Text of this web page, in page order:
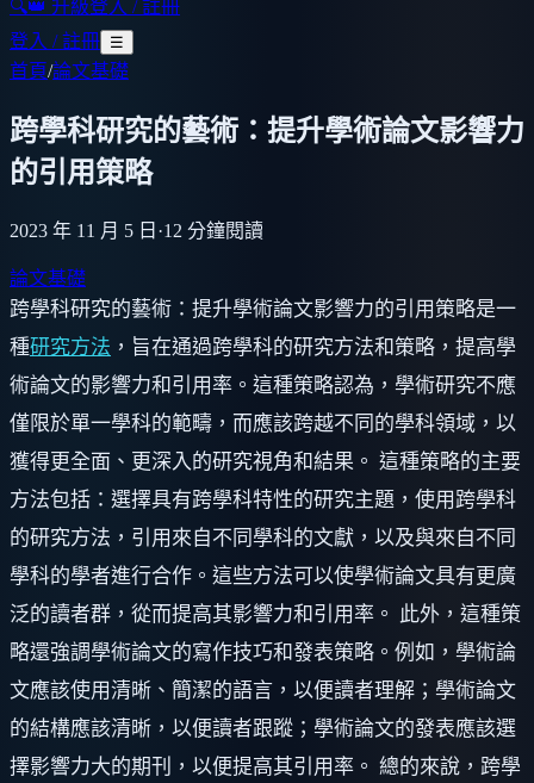
🔍👑 升級登入 / 註冊
登入 / 註冊 ☰
首頁/論文基礎
跨學科研究的藝術：提升學術論文影響力
的引用策略
2023 年 11 月 5 日 ·12 分鐘閱讀
論文基礎
跨學科研究的藝術：提升學術論文影響力的引用策略是一
種研究方法 ，旨在通過跨學科的研究方法和策略，提高學
術論文的影響力和引用率。這種策略認為，學術研究不應
僅限於單一學科的範疇，而應該跨越不同的學科領域，以
獲得更全面、更深入的研究視角和結果。 這種策略的主要
方法包括：選擇具有跨學科特性的研究主題，使用跨學科
的研究方法，引用來自不同學科的文獻，以及與來自不同
學科的學者進行合作。這些方法可以使學術論文具有更廣
泛的讀者群，從而提高其影響力和引用率。 此外，這種策
略還強調學術論文的寫作技巧和發表策略。例如，學術論
文應該使用清晰、簡潔的語言，以便讀者理解；學術論文
的結構應該清晰，以便讀者跟蹤；學術論文的發表應該選
擇影響力大的期刊，以便提高其引用率。 總的來說，跨學